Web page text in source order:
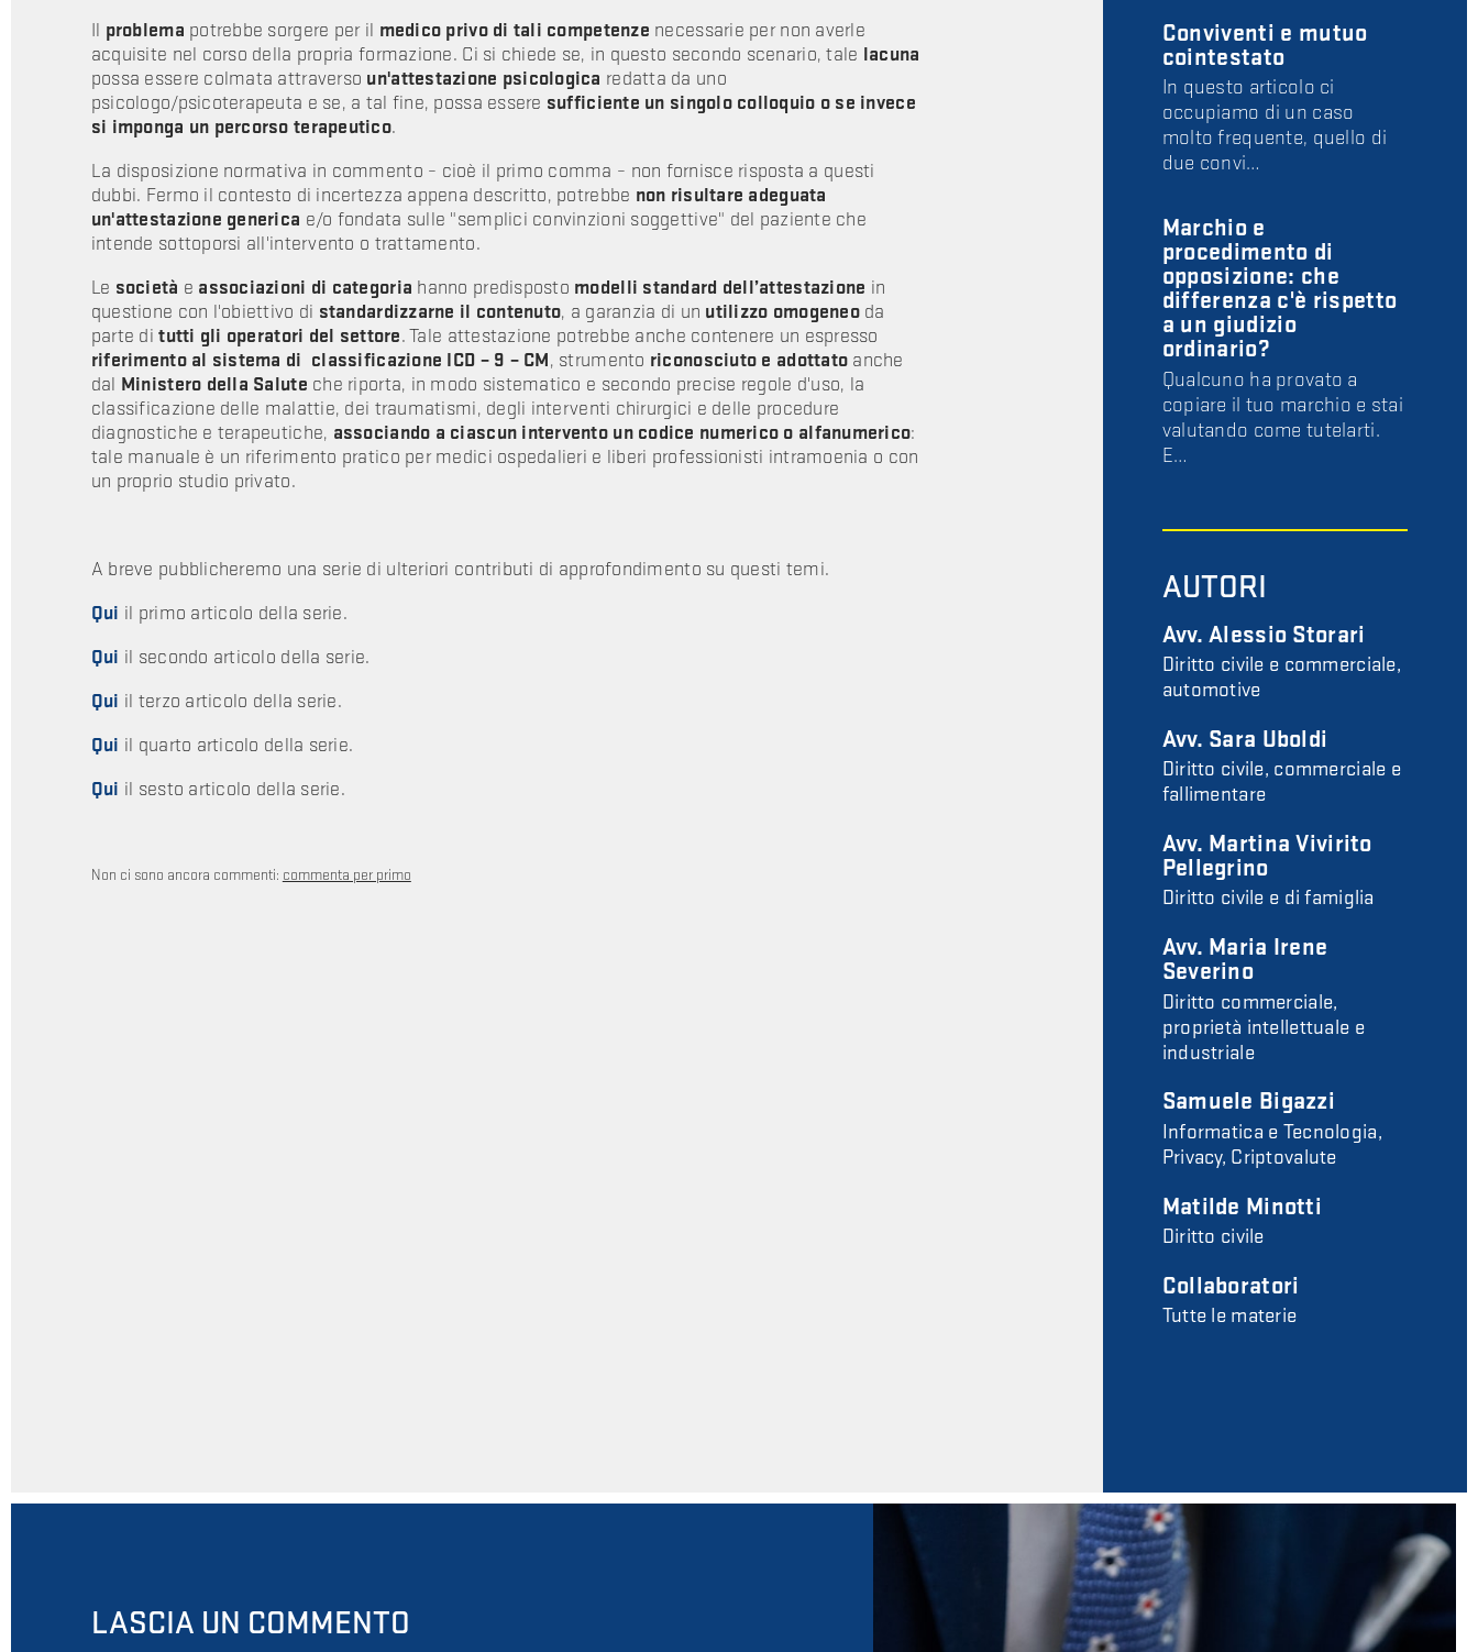
Il problema potrebbe sorgere per il medico privo di tali competenze necessarie per non averle
acquisite nel corso della propria formazione. Ci si chiede se, in questo secondo scenario, tale lacuna
possa essere colmata attraverso un'attestazione psicologica redatta da uno
psicologo/psicoterapeuta e se, a tal fine, possa essere sufficiente un singolo colloquio o se invece
si imponga un percorso terapeutico.
La disposizione normativa in commento – cioè il primo comma – non fornisce risposta a questi
dubbi. Fermo il contesto di incertezza appena descritto, potrebbe non risultare adeguata
un'attestazione generica e/o fondata sulle "semplici convinzioni soggettive" del paziente che
intende sottoporsi all'intervento o trattamento.
Le società e associazioni di categoria hanno predisposto modelli standard dell’attestazione in
questione con l'obiettivo di standardizzarne il contenuto, a garanzia di un utilizzo omogeneoda
parte di tutti gli operatori del settore. Tale attestazione potrebbe anche contenere un espresso
riferimento al sistema di classificazione ICD – 9 – CM, strumento riconosciuto e adottato anche
dal Ministero della Salute che riporta, in modo sistematico e secondo precise regole d'uso, la
classificazione delle malattie, dei traumatismi, degli interventi chirurgici e delle procedure
diagnostiche e terapeutiche, associando a ciascun intervento un codice numerico o alfanumerico:
tale manuale è un riferimento pratico per medici ospedalieri e liberi professionisti intramoenia o con
un proprio studio privato.
A breve pubblicheremo una serie di ulteriori contributi di approfondimento su questi temi.
Qui il primo articolo della serie.
Qui il secondo articolo della serie.
Qui il terzo articolo della serie.
Qui il quarto articolo della serie.
Qui il sesto articolo della serie.
Non ci sono ancora commenti: commenta per primo
Conviventi e mutuo
cointestato
In questo articolo ci
occupiamo di un caso
molto frequente, quello di
due convi…
Marchio e
procedimento di
opposizione: che
differenza c'è rispetto
a un giudizio
ordinario?
Qualcuno ha provato a
copiare il tuo marchio e stai
valutando come tutelarti.
E…
AUTORI
Avv. Alessio Storari
Diritto civile e commerciale,
automotive
Avv. Sara Uboldi
Diritto civile, commerciale e
fallimentare
Avv. Martina Vivirito
Pellegrino
Diritto civile e di famiglia
Avv. Maria Irene
Severino
Diritto commerciale,
proprietà intellettuale e
industriale
Samuele Bigazzi
Informatica e Tecnologia,
Privacy, Criptovalute
Matilde Minotti
Diritto civile
Collaboratori
Tutte le materie
LASCIA UN COMMENTO